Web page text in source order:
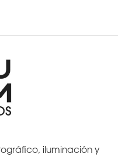
iluminación y